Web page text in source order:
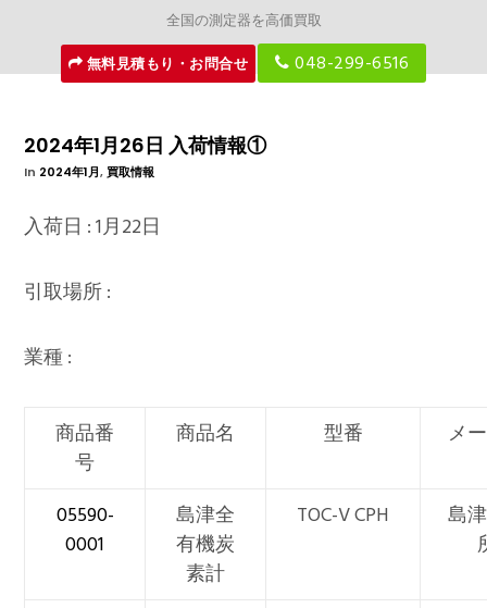
全国の測定器を高価買取
無料見積もり・お問合せ
048-299-6516
2024年1月26日 入荷情報①
In 2024年1月,買取情報
入荷日 : 1月22日
引取場所 :
業種 :
商品番
号
商品名 型番 メ
05590-
0001
島津全
有機炭
素計
TOC-V CPH
島